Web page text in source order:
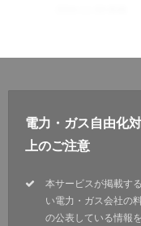
電力・ガス自由化
上のご注意
本サービスが掲載す
い電力・ガス会社の
の公表している情報